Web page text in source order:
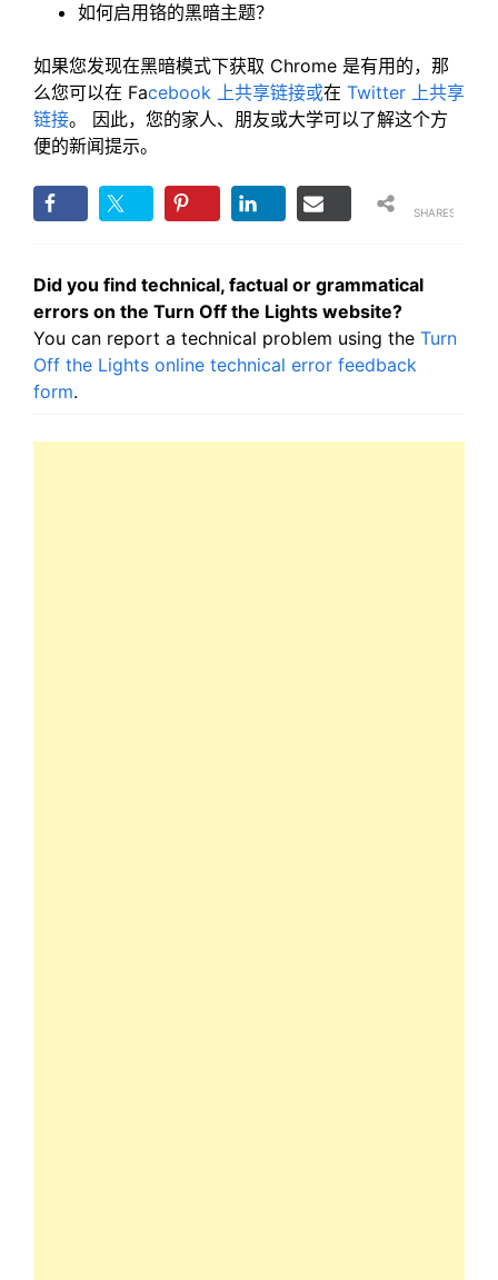
如何启用铬的黑暗主题？
如果您发现在黑暗模式下获取 Chrome 是有用的，那
么您可以在 Facebook 上共享链接或在 Twitter 上共享
链接。 因此，您的家人、朋友或大学可以了解这个方
便的新闻提示。
SHARES
Did you find technical, factual or grammatical
errors on the Turn Off the Lights website?
You can report a technical problem using the Turn
Off the Lights online technical error feedback
form.